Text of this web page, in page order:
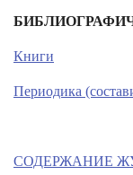
Книги
Периодика
СОДЕРЖАНИЕ